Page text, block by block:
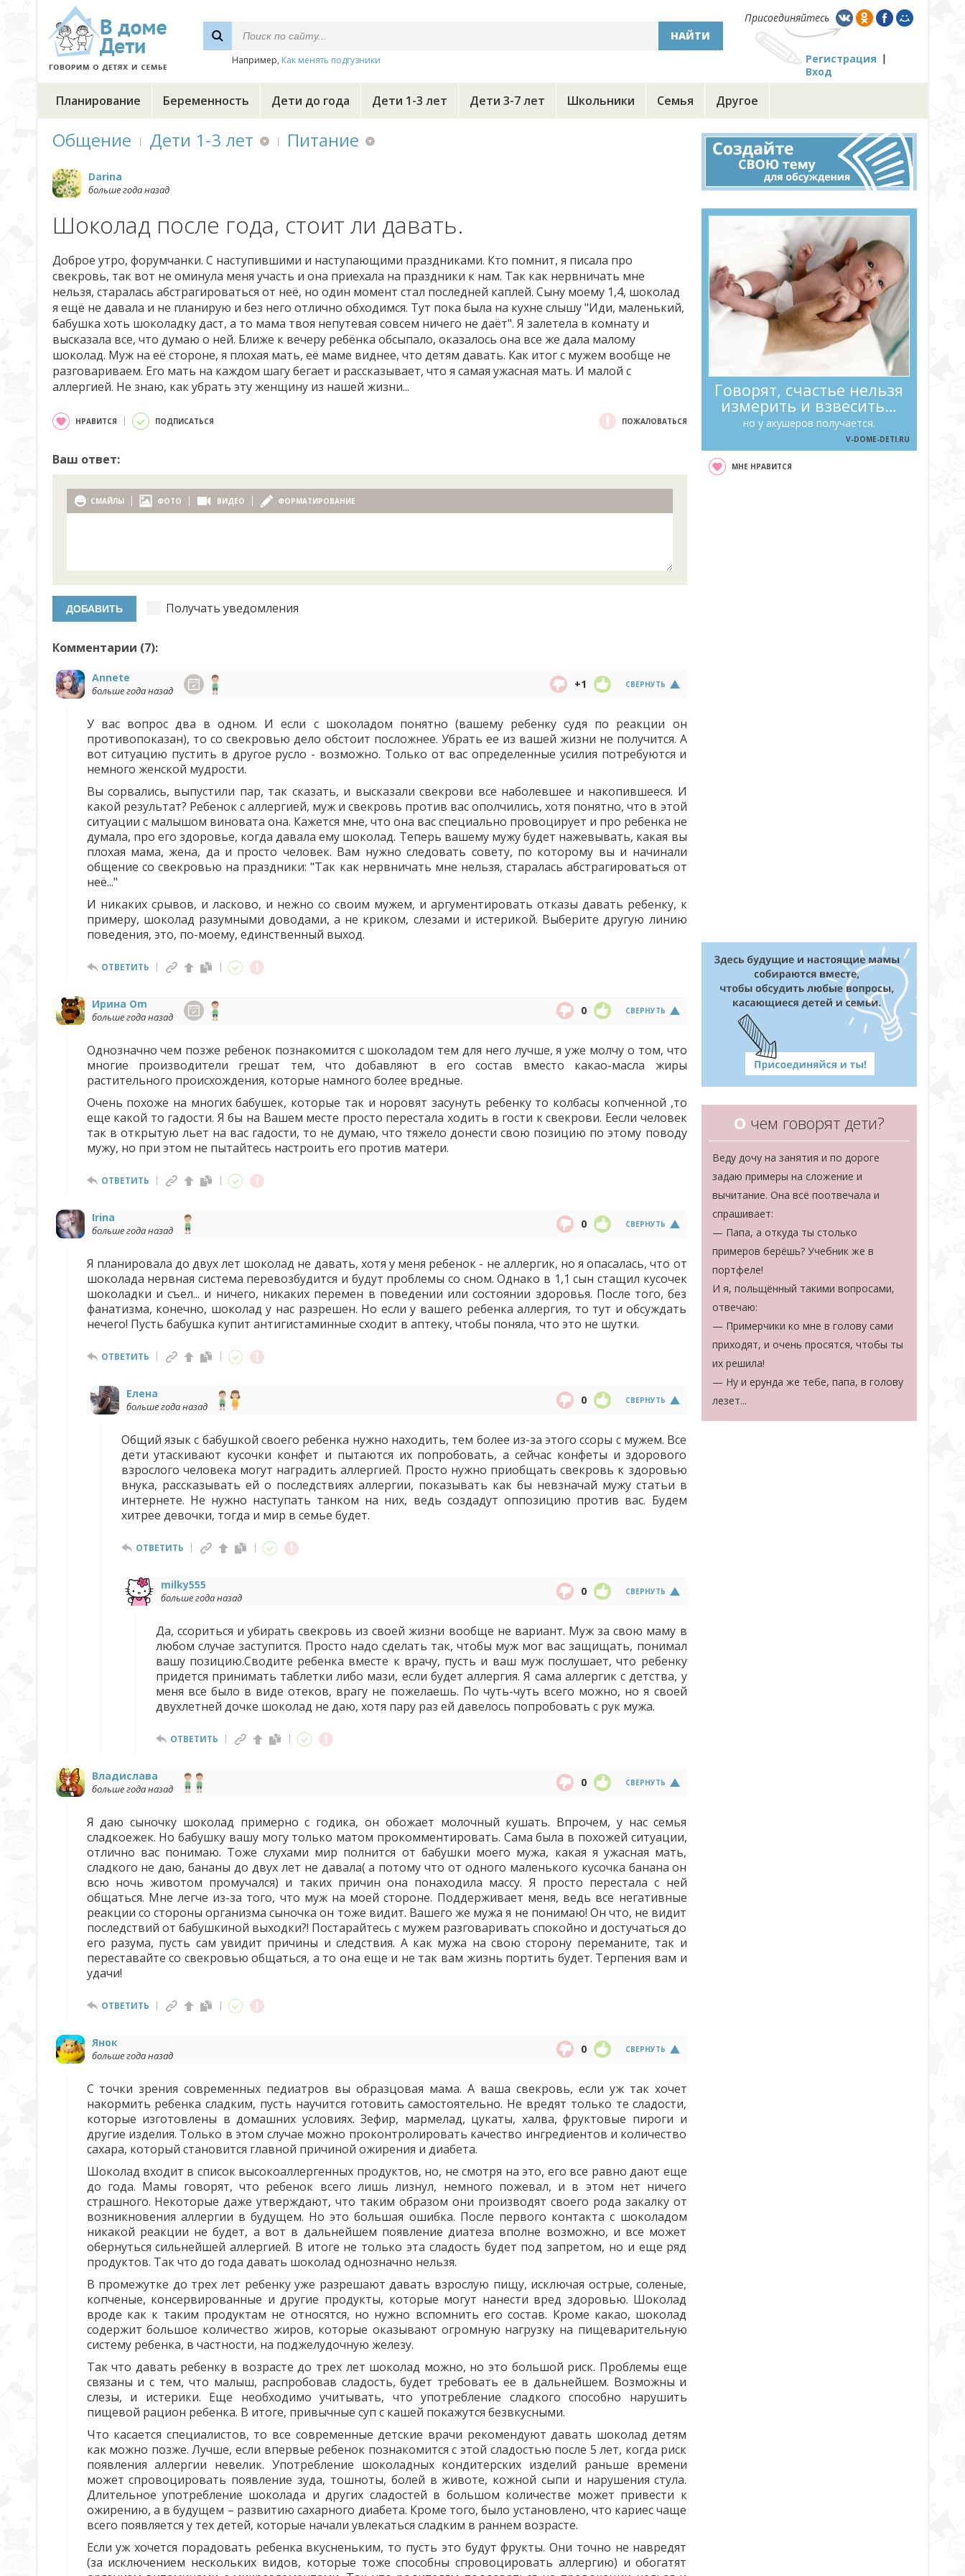
НАЙТИ
Например, Как менять подгузники
Присоединяйтесь
Регистрация
Вход
Планирование Беременность Дети до года Дети 1-3 лет Дети 3-7 лет Школьники Семья Другое
Общение Дети 1-3 лет Питание
Darina
больше года назад
Шоколад после года, стоит ли давать.
Доброе утро, форумчанки. С наступившими и наступающими праздниками. Кто помнит, я писала про
свекровь, так вот не оминула меня участь и она приехала на праздники к нам. Так как нервничать мне
нельзя, старалась абстрагироваться от неё, но один момент стал последней каплей. Сыну моему 1,4, шоколад
я ещё не давала и не планирую и без него отлично обходимся. Тут пока была на кухне слышу "Иди, маленький,
бабушка хоть шоколадку даст, а то мама твоя непутевая совсем ничего не даёт". Я залетела в комнату и
высказала все, что думаю о ней. Ближе к вечеру ребёнка обсыпало, оказалось она все же дала малому
шоколад. Муж на её стороне, я плохая мать, её маме виднее, что детям давать. Как итог с мужем вообще не
разговариваем. Его мать на каждом шагу бегает и рассказывает, что я самая ужасная мать. И малой с
аллергией. Не знаю, как убрать эту женщину из нашей жизни...
НРАВИТСЯ ПОДПИСАТЬСЯ ПОЖАЛОВАТЬСЯ
Ваш ответ:
СМАЙЛЫ ФОТО ВИДЕО ФОРМАТИРОВАНИЕ
Получать уведомления
Комментарии (7):
Annete
больше года назад СВЕРНУТЬ
+1
У вас вопрос два в одном. И если с шоколадом понятно (вашему ребенку судя по реакции он
противопоказан), то со свекровью дело обстоит посложнее. Убрать ее из вашей жизни не получится. А
вот ситуацию пустить в другое русло - возможно. Только от вас определенные усилия потребуются и
немного женской мудрости.
Вы сорвались, выпустили пар, так сказать, и высказали свекрови все наболевшее и накопившееся. И
какой результат? Ребенок с аллергией, муж и свекровь против вас ополчились, хотя понятно, что в этой
ситуации с малышом виновата она. Кажется мне, что она вас специально провоцирует и про ребенка не
думала, про его здоровье, когда давала ему шоколад. Теперь вашему мужу будет нажевывать, какая вы
плохая мама, жена, да и просто человек. Вам нужно следовать совету, по которому вы и начинали
общение со свекровью на праздники: "Так как нервничать мне нельзя, старалась абстрагироваться от
неё..."
И никаких срывов, и ласково, и нежно со своим мужем, и аргументировать отказы давать ребенку, к
примеру, шоколад разумными доводами, а не криком, слезами и истерикой. Выберите другую линию
поведения, это, по-моему, единственный выход.
ОТВЕТИТЬ
Ирина Om
больше года назад СВЕРНУТЬ
0
Однозначно чем позже ребенок познакомится с шоколадом тем для него лучше, я уже молчу о том, что
многие производители грешат тем, что добавляют в его состав вместо какао-масла жиры
растительного происхождения, которые намного более вредные.
Очень похоже на многих бабушек, которые так и норовят засунуть ребенку то колбасы копченной ,то
еще какой то гадости. Я бы на Вашем месте просто перестала ходить в гости к свекрови. Еесли человек
так в открытую льет на вас гадости, то не думаю, что тяжело донести свою позицию по этому поводу
мужу, но при этом не пытайтесь настроить его против матери.
ОТВЕТИТЬ
Irina
больше года назад СВЕРНУТЬ
0
Я планировала до двух лет шоколад не давать, хотя у меня ребенок - не аллергик, но я опасалась, что от
шоколада нервная система перевозбудится и будут проблемы со сном. Однако в 1,1 сын стащил кусочек
шоколадки и съел... и ничего, никаких перемен в поведении или состоянии здоровья. После того, без
фанатизма, конечно, шоколад у нас разрешен. Но если у вашего ребенка аллергия, то тут и обсуждать
нечего! Пусть бабушка купит антигистаминные сходит в аптеку, чтобы поняла, что это не шутки.
ОТВЕТИТЬ
Елена
больше года назад СВЕРНУТЬ
0
Общий язык с бабушкой своего ребенка нужно находить, тем более из-за этого ссоры с мужем. Все
дети утаскивают кусочки конфет и пытаются их попробовать, а сейчас конфеты и здорового
взрослого человека могут наградить аллергией. Просто нужно приобщать свекровь к здоровью
внука, рассказывать ей о последствиях аллергии, показывать как бы невзначай мужу статьи в
интернете. Не нужно наступать танком на них, ведь создадут оппозицию против вас. Будем
хитрее девочки, тогда и мир в семье будет.
ОТВЕТИТЬ
milky555
больше года назад СВЕРНУТЬ
0
Да, ссориться и убирать свекровь из своей жизни вообще не вариант. Муж за свою маму в
любом случае заступится. Просто надо сделать так, чтобы муж мог вас защищать, понимал
вашу позицию.Сводите ребенка вместе к врачу, пусть и ваш муж послушает, что ребенку
придется принимать таблетки либо мази, если будет аллергия. Я сама аллергик с детства, у
меня все было в виде отеков, врагу не пожелаешь. По чуть-чуть всего можно, но я своей
двухлетней дочке шоколад не даю, хотя пару раз ей давелось попробовать с рук мужа.
ОТВЕТИТЬ
Владислава
больше года назад СВЕРНУТЬ
0
Я даю сыночку шоколад примерно с годика, он обожает молочный кушать. Впрочем, у нас семья
сладкоежек. Но бабушку вашу могу только матом прокомментировать. Сама была в похожей ситуации,
отлично вас понимаю. Тоже слухами мир полнится от бабушки моего мужа, какая я ужасная мать,
сладкого не даю, бананы до двух лет не давала( а потому что от одного маленького кусочка банана он
всю ночь животом промучался) и таких причин она понаходила массу. Я просто перестала с ней
общаться. Мне легче из-за того, что муж на моей стороне. Поддерживает меня, ведь все негативные
реакции со стороны организма сыночка он тоже видит. Вашего же мужа я не понимаю! Он что, не видит
последствий от бабушкиной выходки?! Постарайтесь с мужем разговаривать спокойно и достучаться до
его разума, пусть сам увидит причины и следствия. А как мужа на свою сторону переманите, так и
переставайте со свекровью общаться, а то она еще и не так вам жизнь портить будет. Терпения вам и
удачи!
ОТВЕТИТЬ
Янок
больше года назад СВЕРНУТЬ
0
С точки зрения современных педиатров вы образцовая мама. А ваша свекровь, если уж так хочет
накормить ребенка сладким, пусть научится готовить самостоятельно. Не вредят только те сладости,
которые изготовлены в домашних условиях. Зефир, мармелад, цукаты, халва, фруктовые пироги и
другие изделия. Только в этом случае можно проконтролировать качество ингредиентов и количество
сахара, который становится главной причиной ожирения и диабета.
Шоколад входит в список высокоаллергенных продуктов, но, не смотря на это, его все равно дают еще
до года. Мамы говорят, что ребенок всего лишь лизнул, немного пожевал, и в этом нет ничего
страшного. Некоторые даже утверждают, что таким образом они производят своего рода закалку от
возникновения аллергии в будущем. Но это большая ошибка. После первого контакта с шоколадом
никакой реакции не будет, а вот в дальнейшем появление диатеза вполне возможно, и все может
обернуться сильнейшей аллергией. В итоге не только эта сладость будет под запретом, но и еще ряд
продуктов. Так что до года давать шоколад однозначно нельзя.
В промежутке до трех лет ребенку уже разрешают давать взрослую пищу, исключая острые, соленые,
копченые, консервированные и другие продукты, которые могут нанести вред здоровью. Шоколад
вроде как к таким продуктам не относятся, но нужно вспомнить его состав. Кроме какао, шоколад
содержит большое количество жиров, которые оказывают огромную нагрузку на пищеварительную
систему ребенка, в частности, на поджелудочную железу.
Так что давать ребенку в возрасте до трех лет шоколад можно, но это большой риск. Проблемы еще
связаны и с тем, что малыш, распробовав сладость, будет требовать ее в дальнейшем. Возможны и
слезы, и истерики. Еще необходимо учитывать, что употребление сладкого способно нарушить
пищевой рацион ребенка. В итоге, привычные суп с кашей покажутся безвкусными.
Что касается специалистов, то все современные детские врачи рекомендуют давать шоколад детям
как можно позже. Лучше, если впервые ребенок познакомится с этой сладостью после 5 лет, когда риск
появления аллергии невелик. Употребление шоколадных кондитерских изделий раньше времени
может спровоцировать появление зуда, тошноты, болей в животе, кожной сыпи и нарушения стула.
Длительное употребление шоколада и других сладостей в большом количестве может привести к
ожирению, а в будущем – развитию сахарного диабета. Кроме того, было установлено, что кариес чаще
всего появляется у тех детей, которые начали увлекаться сладким в раннем возрасте.
Если уж хочется порадовать ребенка вкусненьким, то пусть это будут фрукты. Они точно не навредят
(за исключением нескольких видов, которые тоже способны спровоцировать аллергию) и обогатят
Говорят, счастье нельзя
измерить и взвесить…
но у акушеров получается.
V-DOME-DETI.RU
МНЕ НРАВИТСЯ
О чем говорят дети?
Веду дочу на занятия и по дороге
задаю примеры на сложение и
вычитание. Она всё поотвечала и
спрашивает:
— Папа, а откуда ты столько
примеров берёшь? Учебник же в
портфеле!
И я, польщённый такими вопросами,
отвечаю:
— Примерчики ко мне в голову сами
приходят, и очень просятся, чтобы ты
их решила!
— Ну и ерунда же тебе, папа, в голову
лезет...